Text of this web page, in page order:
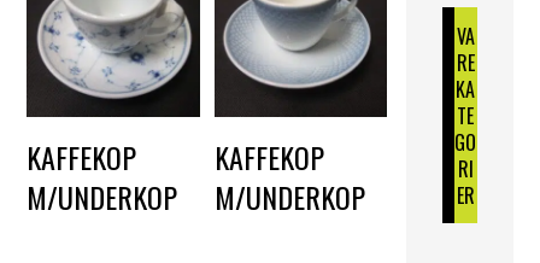
KAFFEKOP
M/UNDERKOP
KAFFEKOP
M/UNDERKOP
VA
RE
KA
TE
GO
RI
ER